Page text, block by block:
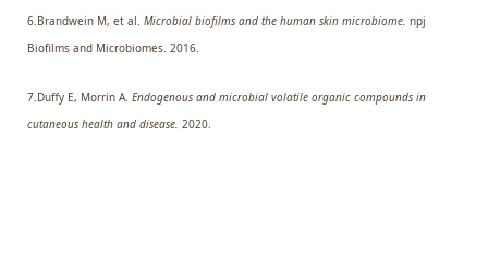
6.Brandwein M, et al. Microbial biofilms and the human skin microbiome. npj
Biofilms and Microbiomes. 2016.
7.Duffy E, Morrin A. Endogenous and microbial volatile organic compounds in
cutaneous health and disease. 2020.